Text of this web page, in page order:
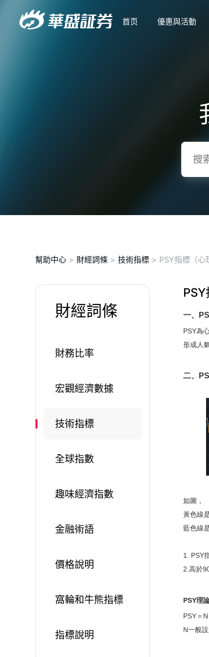
首页 優惠與活動
幫助中心 > 財經詞條 > 技術指標 > PSY指標（心
財經詞條
財務比率
宏觀經濟數據
技術指標
全球指數
趣味經濟指數
金融術語
價格說明
窩輪和牛熊指標
指標說明
PSY
一、
PSY為
形成人
二、
如圖，
黃色線
藍色線
1. PSY
2.高於
PSY理
PSY＝
N一般